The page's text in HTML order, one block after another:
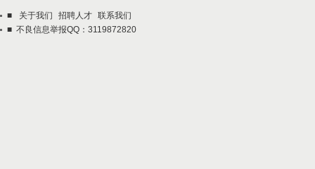
■ 关于我们 招聘人才 联系我们
■ 不良信息举报QQ：3119872820